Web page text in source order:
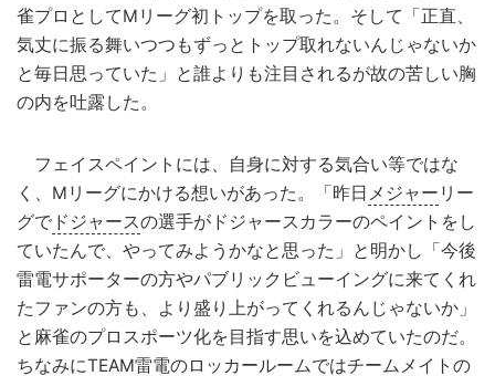
雀プロとしてMリーグ初トップを取った。そして「正直、
気丈に振る舞いつつもずっとトップ取れないんじゃないか
と毎日思っていた」と誰よりも注目されるが故の苦しい胸
の内を吐露した。
フェイスペイントには、自身に対する気合い等ではな
く、Mリーグにかける想いがあった。「昨日 メジャー リー
グで ドジャースの選手がドジャースカラーのペイントをし
ていたんで、やってみようかなと思った」と明かし「今後
雷電サポーターの方やパブリックビューイングに来てくれ
たファンの方も、より盛り上がってくれるんじゃないか」
と麻雀のプロスポーツ化を目指す思いを込めていたのだ。
ちなみにTEAM雷電のロッカールームではチームメイトの